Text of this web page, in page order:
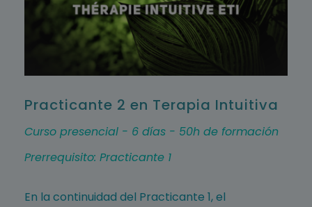
Practicante 2 en Terapia Intuitiva
Curso presencial - 6 días - 50h de formación
Prerrequisito: Practicante 1
En la continuidad del Practicante 1, el